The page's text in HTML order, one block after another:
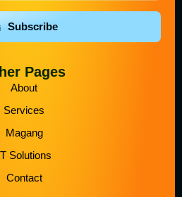
Subscribe
Pages
About
Services
Magang
Solutions
Contact